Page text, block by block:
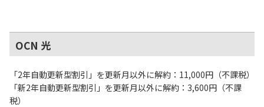
OCN サービス一覧
OCN 光
「2年自動更新型割引」を更新月以外に解約：11,000円（不課税）
「新2年自動更新型割引」を更新月以外に解約：3,600円（不課
税）